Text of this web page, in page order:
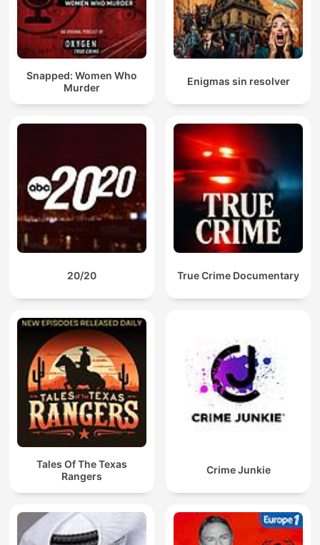
Snapped: Women Who
Murder
Enigmas sin resolver
20/20 True Crime Documentary
Tales Of The Texas
Rangers
Crime Junkie